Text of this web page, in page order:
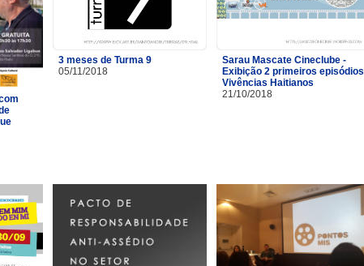
3 meses de Turma 9
05/11/2018
Sarau Mascate Cineclube -
Exibição 2 primeiros episódios
Vivências Haitianos
21/10/2018